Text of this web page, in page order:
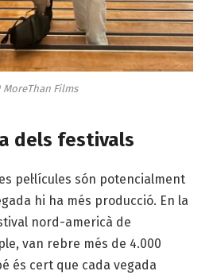
MoreThan Films
dels festivals
pel·lícules són potencialment
hi ha més producció. En la
nord-americà de
van rebre més de 4.000
és cert que cada vegada